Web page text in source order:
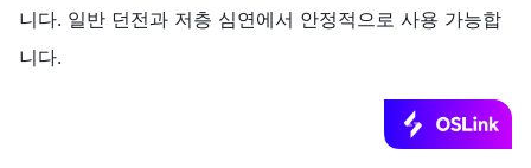
니다. 일반 던전과 저층 심연에서 안정적으로 사용 가능합
니다.